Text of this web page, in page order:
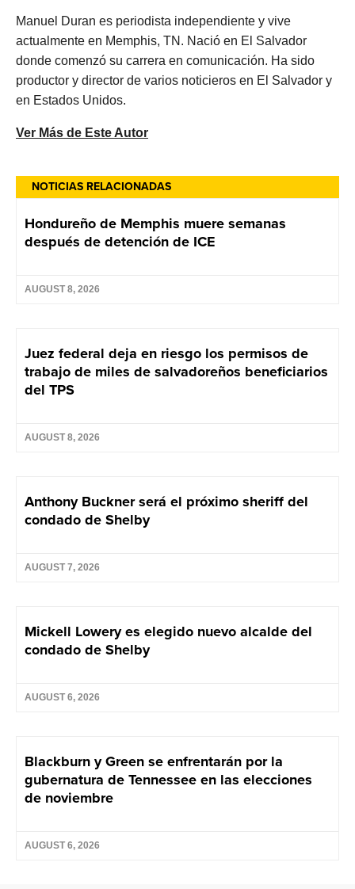
NOTICIAS RELACIONADAS
Hondureño de Memphis muere semanas
después de detención de ICE
AUGUST 8, 2026
Juez federal deja en riesgo los permisos de
trabajo de miles de salvadoreños beneficiarios
del TPS
AUGUST 8, 2026
Anthony Buckner será el próximo sheriff del
condado de Shelby
AUGUST 7, 2026
Mickell Lowery es elegido nuevo alcalde del
condado de Shelby
AUGUST 6, 2026
Blackburn y Green se enfrentarán por la
gubernatura de Tennessee en las elecciones
de noviembre
AUGUST 6, 2026
Manuel Duran es periodista independiente y vive
actualmente en Memphis, TN. Nació en El Salvador
donde comenzó su carrera en comunicación. Ha sido
productor y director de varios noticieros en El Salvador y
en Estados Unidos.
Ver Más de Este Autor